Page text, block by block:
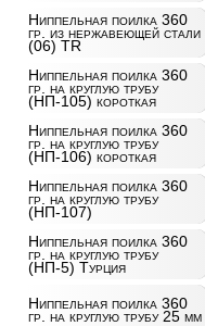
Ниппельная поилка 360
гр. из нержавеющей стали
(06) TR
Ниппельная поилка 360
гр. на круглую трубу
(НП-105) короткая
Ниппельная поилка 360
гр. на круглую трубу
(НП-106) короткая
Ниппельная поилка 360
гр. на круглую трубу
(НП-107)
Ниппельная поилка 360
гр. на круглую трубу
(НП-5) Турция
Ниппельная поилка 360
гр. на круглую трубу 25 мм